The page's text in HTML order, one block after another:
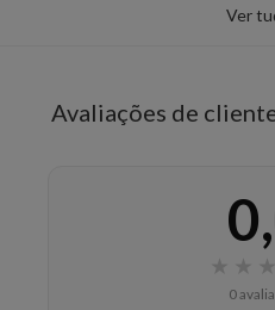
a ficar mais sedoso e Ver
Avaliações de
0